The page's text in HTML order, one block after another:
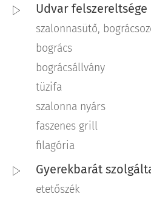
Udvar felszereltsége
szalonnasütő,
bogrács
bográcsállvány
tüzifa
szalonna nyárs
faszenes grill
filagória
Gyerekbarát
etetőszék